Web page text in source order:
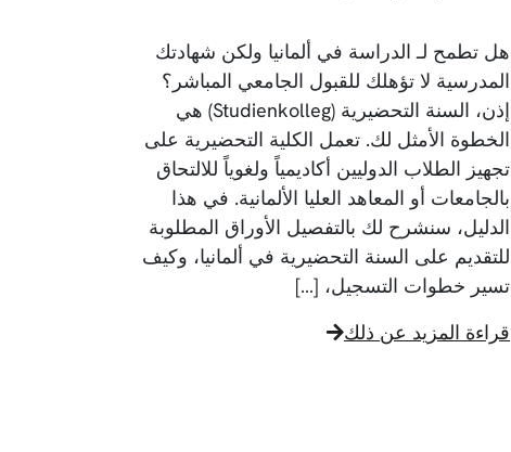
هل تطمح لـ الدراسة في ألمانيا ولكن شهادتك
المدرسية لا تؤهلك للقبول الجامعي المباشر؟
إذن، السنة التحضيرية (Studienkolleg) هي
الخطوة الأمثل لك. تعمل الكلية التحضيرية على
تجهيز الطلاب الدوليين أكاديمياً ولغوياً للالتحاق
بالجامعات أو المعاهد العليا الألمانية. في هذا
الدليل، سنشرح لك بالتفصيل الأوراق المطلوبة
للتقديم على السنة التحضيرية في ألمانيا، وكيف
تسير خطوات التسجيل، […]
قراءة المزيد عن ذلك